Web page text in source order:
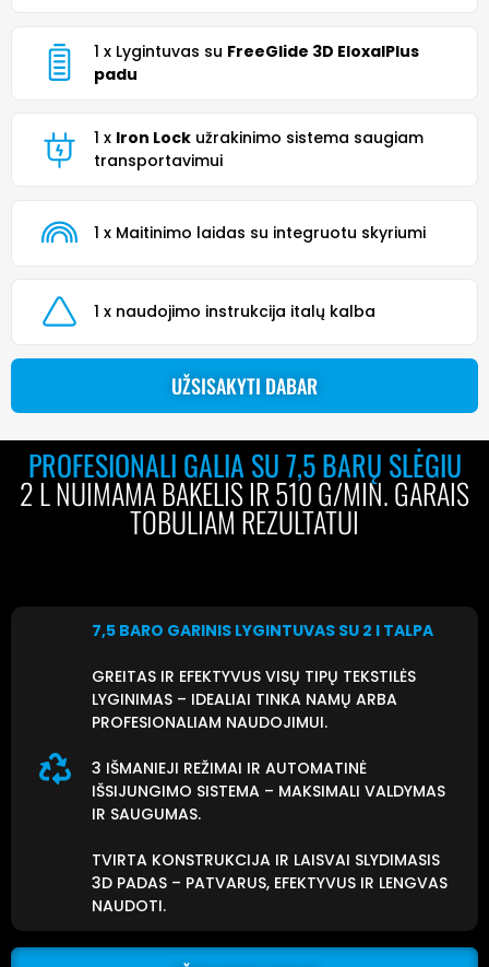
1 x Lygintuvas su FreeGlide 3D EloxalPlus
padu
1 x Iron Lockužrakinimo sistema saugiam
transportavimui
1 x Maitinimo laidas su integruotu skyriumi
1 x naudojimo instrukcija italų kalba
UŽSISAKYTI DABAR
PROFESIONALI GALIA SU 7,5 BARŲ SLĖGIU
2 L NUIMAMA BAKELIS IR 510 G/MIN. GARAIS
TOBULIAM REZULTATUI
7,5 BARO GARINIS LYGINTUVAS SU 2 l TALPA
GREITAS IR EFEKTYVUS VISŲ TIPŲ TEKSTILĖS
LYGINIMAS – IDEALIAI TINKA NAMŲ ARBA
PROFESIONALIAM NAUDOJIMUI.
3 IŠMANIEJI REŽIMAI IR AUTOMATINĖ
IŠSIJUNGIMO SISTEMA – MAKSIMALI VALDYMAS
IR SAUGUMAS.
TVIRTA KONSTRUKCIJA IR LAISVAI SLYDIMASIS
3D PADAS – PATVARUS, EFEKTYVUS IR LENGVAS
NAUDOTI.